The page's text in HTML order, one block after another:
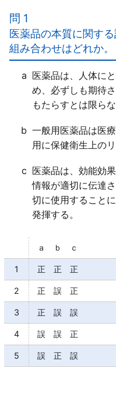
問 1
医薬品の本質に関す
組み合わせはどれか。
a 医薬品は、人体に
め、必ずしも期待
もたらすとは限らな
b 一般用医薬品は医
用に保健衛生上の
c 医薬品は、効能効
情報が適切に伝達
切に使用すること
発揮する。
ａ ｂ ｃ
1 正 正 正
2 正 誤 正
3 正 誤 誤
4 誤 誤 正
5 誤 正 誤